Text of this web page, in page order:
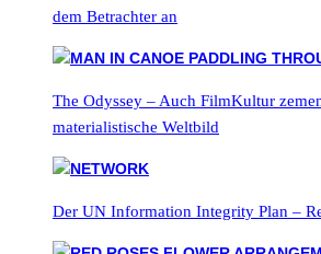
dem Betrachter an
The Odyssey – Auch FilmKultur
materialistische Weltbild
Der UN Information Integrity Plan –